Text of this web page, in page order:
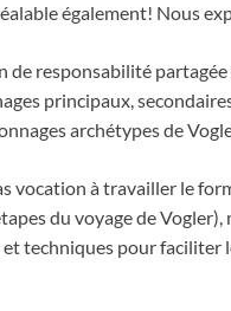
également! Nous
de responsabilité
principaux,
archétypes de
vocation à travailler le
du voyage de Vogler),
techniques pour faciliter